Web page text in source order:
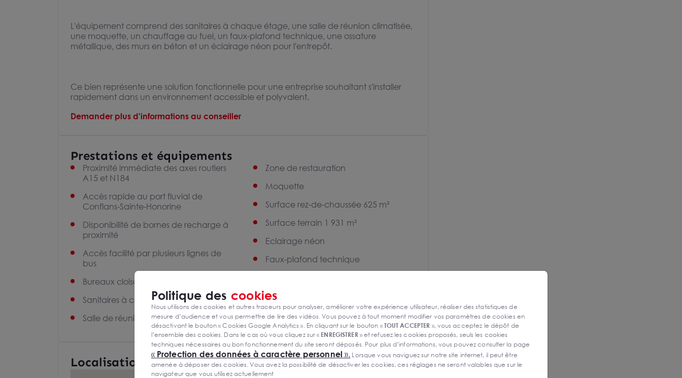
L'équipement comprend des sanitaires à chaque étage, une salle de réunion climatisée,
une moquette, un chauffage au fuel, un faux-plafond technique, une ossature
métallique, des murs en béton et un éclairage néon pour l'entrepôt.
Ce bien représente une solution fonctionnelle pour une entreprise souhaitant s'installer
rapidement dans un environnement accessible et polyvalent.
Demander plus d'informations au conseiller
Prestations et équipements
Proximité immédiate des axes routiers
A15 et N184
Accès rapide au port fluvial de
Conflans-Sainte-Honorine
Disponibilité de bornes de recharge à
proximité
Accès facilité par plusieurs lignes de
bus
Bureaux cloisonnés
Sanitaires à chaque étage
Salle de réunion climatisée
Zone de restauration
Moquette
Surface rez-de-chaussée 625 m²
Surface terrain 1 931 m²
Eclairage néon
Faux-plafond technique
Ossature métallique
Murs périmétriques béton
Localisation et Transports
Politique des cookies
Nous utilisons des cookies et autres traceurs pour analyser, améliorer votre expérience utilisateur, réaliser des statistiques de
mesure d’audience et vous permettre de lire des vidéos. Vous pouvez à tout moment modifier vos paramètres de cookies en
désactivant le bouton « Cookies Google Analytics ». En cliquant sur le bouton «TOUT ACCEPTER », vous acceptez le dépôt de
l’ensemble des cookies. Dans le cas où vous cliquez sur « ENREGISTRER» et refusez les cookies proposés, seuls les cookies
techniques nécessaires au bon fonctionnement du site seront déposés. Pour plus d’informations, vous pouvez consulter la page
« Protection des données à caractère personnel ». Lorsque vous naviguez sur notre site internet, il peut être
amenée à déposer des cookies. Vous avez la possibilité de désactiver les cookies, ces réglages ne seront valables que sur le
navigateur que vous utilisez actuellement